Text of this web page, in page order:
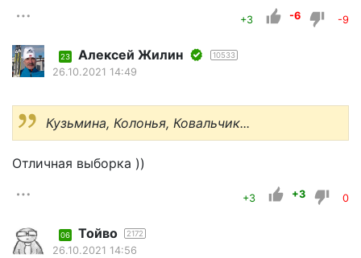
+3 -6 -9
23 Алексей Жилин 10533
26.10.2021 14:49
Кузьмина, Колонья, Ковальчик...
Отличная выборка ))
+3 +3 0
06 Тойво 2172
26.10.2021 14:56